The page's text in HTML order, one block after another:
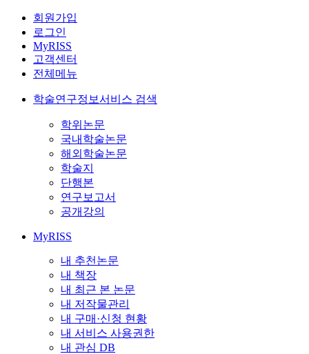
회원가입
로그인
MyRISS
고객센터
전체메뉴
학술연구정보서비스 검색
학위논문
국내학술논문
해외학술논문
학술지
단행본
연구보고서
공개강의
MyRISS
내 추천논문
내 책장
내 최근 본 논문
내 저작물관리
내 구매·신청 현황
내 서비스 사용권한
내 관심 DB